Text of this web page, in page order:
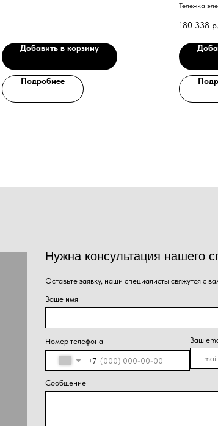
Добавить в корзину
Подробнее
Тележка
180 338 р.
Нажимая на кнопку, Вы даёте согласие
Нужна консультация нашего специалиста?